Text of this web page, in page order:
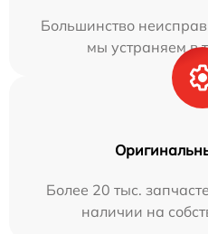
Большинство
мы устраняем в
Более 20 тыс.
наличии на